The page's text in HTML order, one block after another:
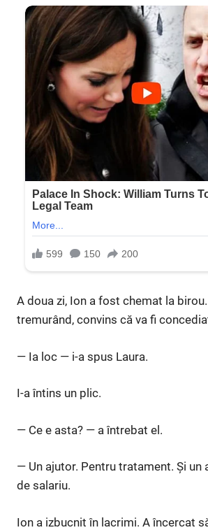
A doua zi, Ion a fost chemat la
tremurând, convins că va fi
— Ia loc — i-a spus Laura.
I-a întins un plic.
— Ce e asta? — a întrebat el.
— Un ajutor. Pentru tratament. Și un
de salariu.
Ion a izbucnit în lacrimi. A încercat